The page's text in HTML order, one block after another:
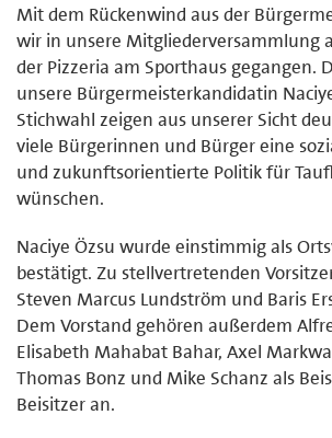
Mit dem Rückenwind aus der
wir in unsere Mitgliederversammlung
der Pizzeria am Sporthaus gegangen.
unsere Bürgermeisterkandidatin
Stichwahl zeigen aus unserer Sicht
viele Bürgerinnen und Bürger eine
und zukunftsorientierte Politik für
wünschen.
Naciye Özsu wurde einstimmig als
bestätigt. Zu stellvertretenden
Steven Marcus Lundström und Baris
Dem Vorstand gehören außerdem
Elisabeth Mahabat Bahar, Axel
Thomas Bonz und Mike Schanz als
Beisitzer an.